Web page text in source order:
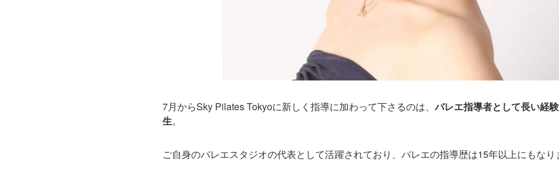
7月からSky Pilates Tokyoに新しく指導に加わって下さるのは、バレエ指導者として長い経
生。
ご自身のバレエスタジオの代表として活躍されており、バレエの指導歴は15年以上にもなり